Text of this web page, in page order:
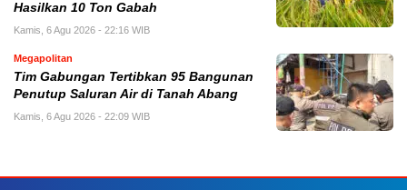
Hasilkan 10 Ton Gabah
Kamis, 6 Agu 2026 - 22:16 WIB
Megapolitan
Tim Gabungan Tertibkan 95 Bangunan
Penutup Saluran Air di Tanah Abang
Kamis, 6 Agu 2026 - 22:09 WIB